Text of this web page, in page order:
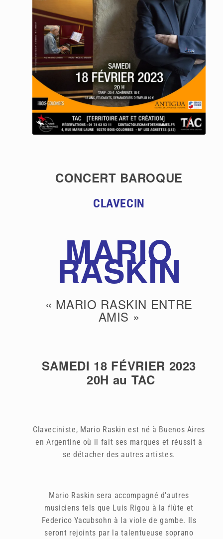
CONCERT BAROQUE
CLAVECIN
MARIO
RASKIN
« MARIO RASKIN ENTRE
AMIS »
SAMEDI 18 FÉVRIER 2023
20H au TAC
Claveciniste, Mario Raskin est né à Buenos Aires
en Argentine où il fait ses marques et réussit à
se détacher des autres artistes.
Mario Raskin sera accompagné d’autres
musiciens tels que Luis Rigou à la flûte et
Federico Yacubsohn à la viole de gambe. Ils
seront rejoints par la talentueuse soprano